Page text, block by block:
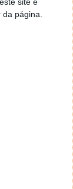
site e
da página.